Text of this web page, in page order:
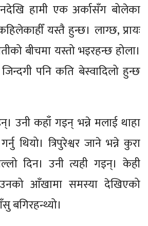
हामी एक अर्कासँग बोलेका
यस्तै हुन्छ। लाग्छ, प्रायः
बीचमा यस्तो भइरहन्छ होला।
पनि कति बेस्वादिलो हुन्छ
उनी कहाँ गइन् भन्ने मलाई थाहा
थियो। त्रिपुरेश्वर जाने भन्ने कुरा
दिन। उनी त्यही गइन्। केही
आँखामा समस्या देखिएको
बगिरहन्थ्यो।